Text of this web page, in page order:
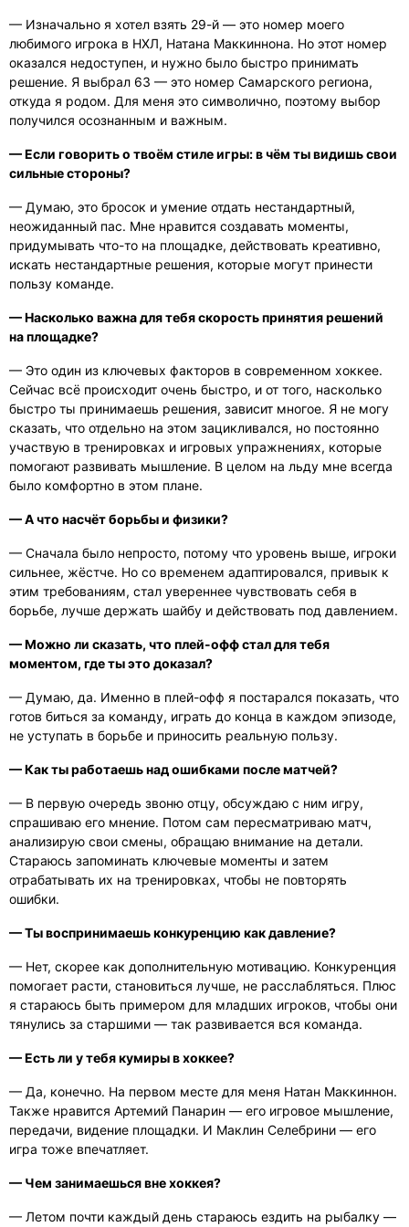
— Изначально я хотел взять 29-й — это номер моего
любимого игрока в НХЛ, Натана Маккиннона. Но этот номер
оказался недоступен, и нужно было быстро принимать
решение. Я выбрал 63 — это номер Самарского региона,
откуда я родом. Для меня это символично, поэтому выбор
получился осознанным и важным.
— Если говорить о твоём стиле игры: в чём ты видишь свои
сильные стороны?
— Думаю, это бросок и умение отдать нестандартный,
неожиданный пас. Мне нравится создавать моменты,
придумывать что-то на площадке, действовать креативно,
искать нестандартные решения, которые могут принести
пользу команде.
— Насколько важна для тебя скорость принятия решений
на площадке?
— Это один из ключевых факторов в современном хоккее.
Сейчас всё происходит очень быстро, и от того, насколько
быстро ты принимаешь решения, зависит многое. Я не могу
сказать, что отдельно на этом зацикливался, но постоянно
участвую в тренировках и игровых упражнениях, которые
помогают развивать мышление. В целом на льду мне всегда
было комфортно в этом плане.
— А что насчёт борьбы и физики?
— Сначала было непросто, потому что уровень выше, игроки
сильнее, жёстче. Но со временем адаптировался, привык к
этим требованиям, стал увереннее чувствовать себя в
борьбе, лучше держать шайбу и действовать под давлением.
— Можно ли сказать, что плей-офф стал для тебя
моментом, где ты это доказал?
— Думаю, да. Именно в плей-офф я постарался показать, что
готов биться за команду, играть до конца в каждом эпизоде,
не уступать в борьбе и приносить реальную пользу.
— Как ты работаешь над ошибками после матчей?
— В первую очередь звоню отцу, обсуждаю с ним игру,
спрашиваю его мнение. Потом сам пересматриваю матч,
анализирую свои смены, обращаю внимание на детали.
Стараюсь запоминать ключевые моменты и затем
отрабатывать их на тренировках, чтобы не повторять
ошибки.
— Ты воспринимаешь конкуренцию как давление?
— Нет, скорее как дополнительную мотивацию. Конкуренция
помогает расти, становиться лучше, не расслабляться. Плюс
я стараюсь быть примером для младших игроков, чтобы они
тянулись за старшими — так развивается вся команда.
— Есть ли у тебя кумиры в хоккее?
— Да, конечно. На первом месте для меня Натан Маккиннон.
Также нравится Артемий Панарин — его игровое мышление,
передачи, видение площадки. И Маклин Селебрини — его
игра тоже впечатляет.
— Чем занимаешься вне хоккея?
— Летом почти каждый день стараюсь ездить на рыбалку —